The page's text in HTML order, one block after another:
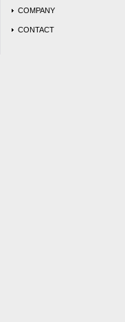
COMPANY
CONTACT